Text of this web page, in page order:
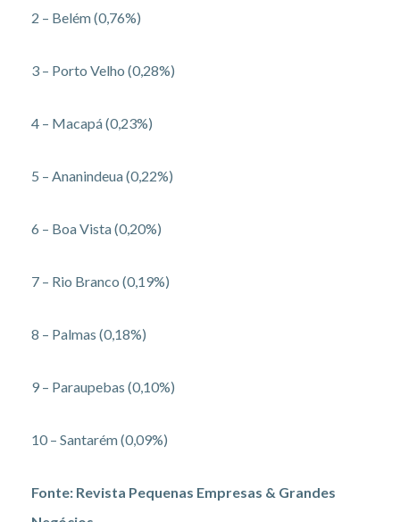
2 – Belém (0,76%)
3 – Porto Velho (0,28%)
4 – Macapá (0,23%)
5 – Ananindeua (0,22%)
6 – Boa Vista (0,20%)
7 – Rio Branco (0,19%)
8 – Palmas (0,18%)
9 – Paraupebas (0,10%)
10 – Santarém (0,09%)
Fonte: Revista Pequenas Empresas & Grandes